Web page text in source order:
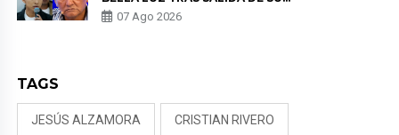
PADRE POR POLÉMICA CON
NALDY SALDAÑA
07 Ago 2026
TAGS
JESÚS ALZAMORA CRISTIAN RIVERO